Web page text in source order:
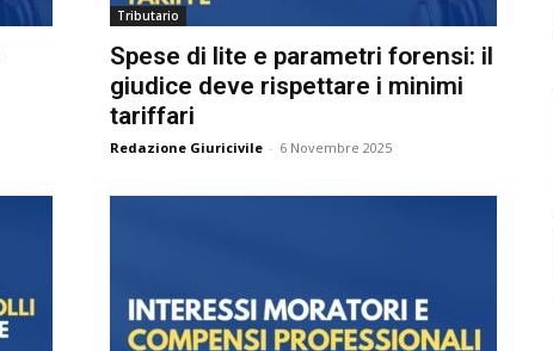
Civile
Tributario
Spese di lite e parametri forensi: il
giudice deve rispettare i minimi
tariffari
Redazione Giuricivile - 6 Novembre 2025
Autorizzo l’invio di comunicazioni a scopo commerciale e di
marketing nei limiti indicati nell’
Autorizzo Non autorizzo
Cliccando su “Iscriviti” dichiari di aver letto e accettato la